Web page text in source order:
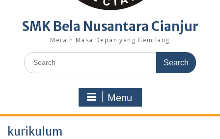
SMK Bela Nusantara Cianjur
Meraih Masa Depan yang Gemilang
Search
for:
Menu
kurikulum